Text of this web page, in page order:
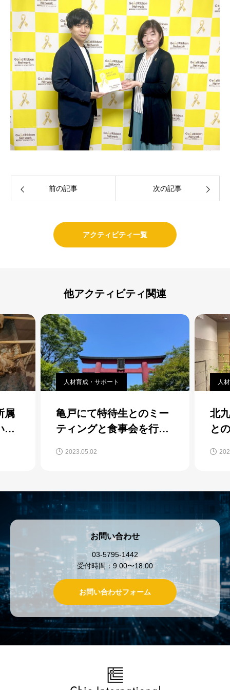
前の記事 次の記事
アクティビティ一覧
他アクティビティ関連
属
ま
人材育成・サポート
亀戸にて特待生とのミー
ティングと食事会を行い
2023.05.02
人
北
と
お問い合わせ
03-5795-1442
受付時間：9:00〜18:00
お問い合わせフォーム